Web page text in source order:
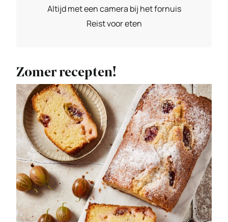
Altijd met een camera bij het fornuis
Reist voor eten
Zomer recepten!